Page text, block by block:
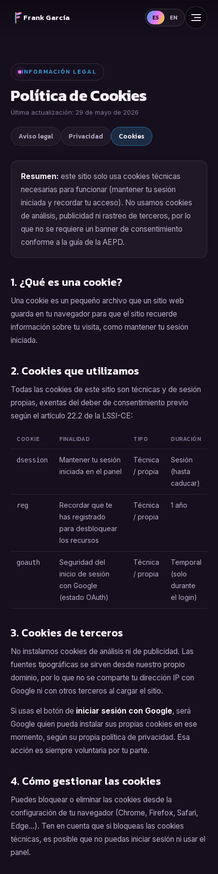
Frank García ES EN
INFORMACIÓN LEGAL
Política de Cookies
Última actualización: 29 de mayo de 2026
Aviso legal Privacidad Cookies
Resumen: este sitio solo usa cookies técnicas
necesarias para funcionar (mantener tu sesión
iniciada y recordar tu acceso). No usamos cookies
de análisis, publicidad ni rastreo de terceros, por lo
que no se requiere un banner de consentimiento
conforme a la guía de la AEPD.
1. ¿Qué es una cookie?
Una cookie es un pequeño archivo que un sitio web
guarda en tu navegador para que el sitio recuerde
información sobre tu visita, como mantener tu sesión
iniciada.
2. Cookies que utilizamos
Todas las cookies de este sitio son técnicas y de sesión
propias, exentas del deber de consentimiento previo
según el artículo 22.2 de la LSSI-CE:
COOKIE FINALIDAD TIPO DURACIÓN
dsession
Mantener tu sesión
iniciada en el panel
Técnica
/ propia
Sesión
(hasta
caducar)
reg
Recordar que te
has registrado
para desbloquear
los recursos
Técnica
/ propia
1 año
goauth
Seguridad del
inicio de sesión
con Google
(estado OAuth)
Técnica
/ propia
Temporal
(solo
durante
el login)
3. Cookies de terceros
No instalamos cookies de análisis ni de publicidad. Las
fuentes tipográficas se sirven desde nuestro propio
dominio, por lo que no se comparte tu dirección IP con
Google ni con otros terceros al cargar el sitio.
Si usas el botón de iniciar sesión con Google, será
Google quien pueda instalar sus propias cookies en ese
momento, según su propia política de privacidad. Esa
acción es siempre voluntaria por tu parte.
4. Cómo gestionar las cookies
Puedes bloquear o eliminar las cookies desde la
configuración de tu navegador (Chrome, Firefox, Safari,
Edge…). Ten en cuenta que si bloqueas las cookies
técnicas, es posible que no puedas iniciar sesión ni usar el
panel.